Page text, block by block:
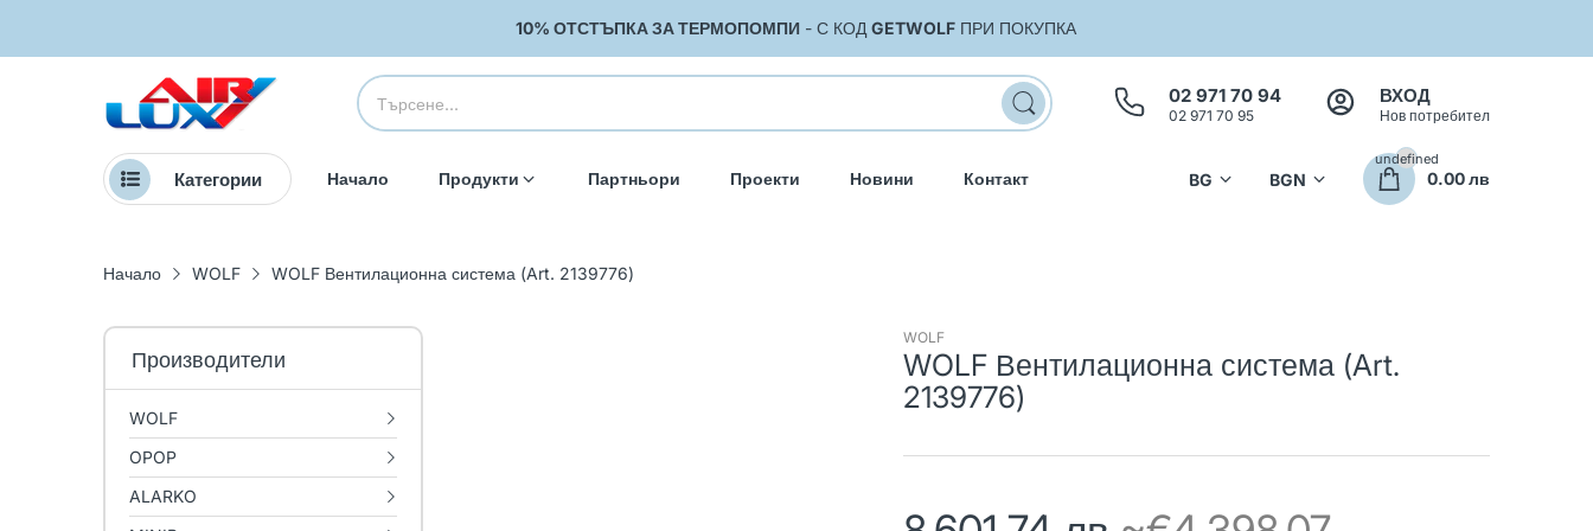
10% ОТСТЪПКА ЗА ТЕРМОПОМПИ - С КОДGETWOLF ПРИ ПОКУПКА
02 971 70 94
02 971 70 95
ВХОД
Нов потребител
Категории Начало Продукти Партньори Проекти Новини Контакт
undefined
0.00 лв
Начало WOLF WOLF Вентилационна система (Art. 2139776)
Производители
WOLF
OPOP
ALARKO
WOLF
WOLF Вентилационна система (Art.
2139776)